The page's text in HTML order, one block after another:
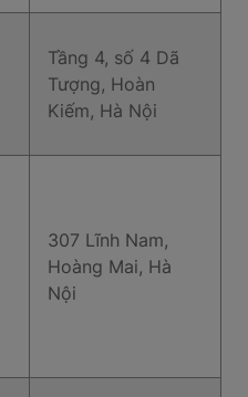
Tầng 4, số 4 Dã
Tượng, Hoàn
Kiếm, Hà Nội
307 Lĩnh Nam,
Hoàng Mai, Hà
Nội